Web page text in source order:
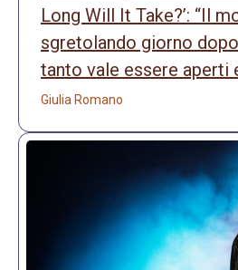
Long Will It Take?’: “Il
sgretolando giorno
tanto vale essere aperti
Giulia Romano